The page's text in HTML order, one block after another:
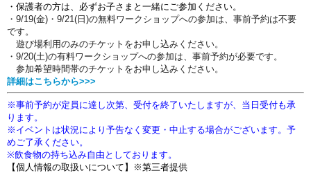
・保護者の方は、必ずお子さまと一緒にご参加ください。
・9/19(金)・9/21(日)の無料ワークショップへの参加は、事前予約は不要
です。
遊び場利用のみのチケットをお申し込みください。
・9/20(土)の有料ワークショップへの参加は、 事前予約が必要です。
参加希望時間帯のチケットをお申し込みください。
詳細はこちらから>>>
※事前予約が定員に達し次第、受付を終了いたしますが、当日受付も承
ります。
※イベントは状況により予告なく変更・中止する場合がございます。予
めご了承ください。
※飲食物の持ち込み自由としております。
【個人情報の取扱いについて】※第三者提供